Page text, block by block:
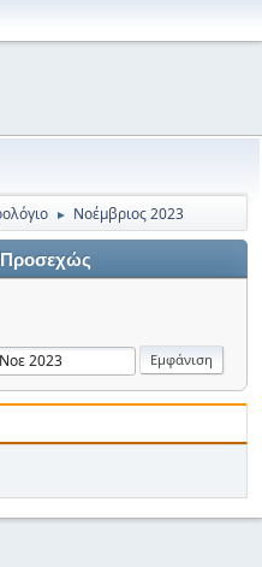
► Νοέμβριος 2023
Προσεχώς